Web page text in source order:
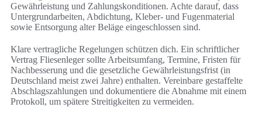
Gewährleistung und Zahlungskonditionen. Achte darauf, dass
Untergrundarbeiten, Abdichtung, Kleber‑ und Fugenmaterial
sowie Entsorgung alter Beläge eingeschlossen sind.
Klare vertragliche Regelungen schützen dich. Ein schriftlicher
Vertrag Fliesenleger sollte Arbeitsumfang, Termine, Fristen für
Nachbesserung und die gesetzliche Gewährleistungsfrist (in
Deutschland meist zwei Jahre) enthalten. Vereinbare gestaffelte
Abschlagszahlungen und dokumentiere die Abnahme mit einem
Protokoll, um spätere Streitigkeiten zu vermeiden.